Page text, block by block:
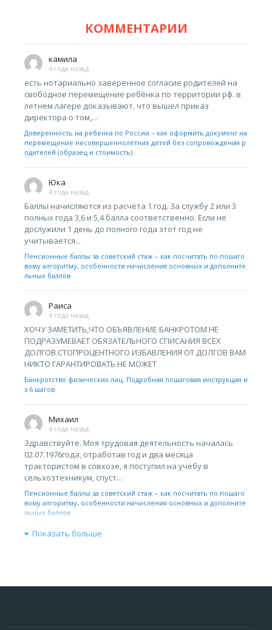
КОММЕНТАРИИ
камила
4 года назад
есть нотариально заверенное согласие родителей на
свободное перемещение ребёнка по территории рф. в
летнем лагере доказывают, что вышел приказ
директора о том,...
Доверенность на ребенка по России – как оформить документ на
перемещение несовершеннолетних детей без сопровождения р
одителей (образец и стоимость)
Юка
4 года назад
Баллы начисляются из расчёта 1 год. За службу 2 или 3
полных года 3,6 и 5,4 балла соответственно. Если не
дослужили 1 день до полного года этот год не
учитывается...
Пенсионные баллы за советский стаж – как посчитать по пошаго
вому алгоритму, особенности начисления основных и дополните
льных баллов
Раиса
4 года назад
ХОЧУ ЗАМЕТИТЬ,ЧТО ОБЪЯВЛЕНИЕ БАНКРОТОМ НЕ
ПОДРАЗУМЕВАЕТ ОБЯЗАТЕЛЬНОГО СПИСАНИЯ ВСЕХ
ДОЛГОВ.СТОПРОЦЕНТНОГО ИЗБАВЛЕНИЯ ОТ ДОЛГОВ ВАМ
НИКТО ГАРАНТИРОВАТЬ НЕ МОЖЕТ
Банкротство физических лиц. Подробная пошаговая инструкция и
з 6 шагов
Михаил
4 года назад
Здравствуйте. Моя трудовая деятельность началась
02.07.1976года, отработав год и два месяца
трактористом в совхозе, я поступил на учебу в
сельхозтехникум, спуст...
Пенсионные баллы за советский стаж – как посчитать по пошаго
вому алгоритму, особенности начисления основных и дополните
льных баллов
Показать больше